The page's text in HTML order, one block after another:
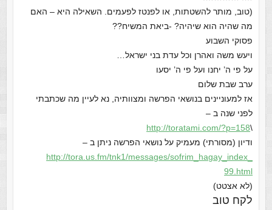
(טוב, מותר להשטתות, או לפנטז לפעמים. השאילה היא – האם
מה שהיה הוא שיהיה? -ביאת המשיח??
פסוקי השבוע
ויעש משה ואהרן וכל עדת בני ישראל…
על פי ה’ יחנו ועל פי ה’ יסעו
ערב שבת שלום
אז למעוניינים בנושאי הפרשה ומצוותיה, נא לעיין מה שכתבתי
לפני שנה ב –
\
http://toratami.com/?p=158
ודיון (מסורתי) מעמיק על נושאי הפרשה ניתן ב –
http://tora.us.fm/tnk1/messages/sofrim_hagay_index_
99.html
(לא אצטט)
לקח טוב